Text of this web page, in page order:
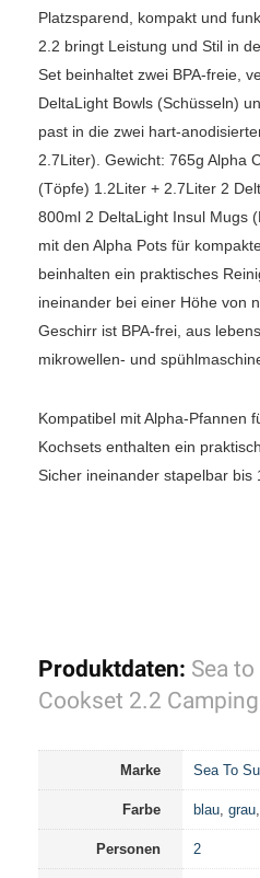
Platzsparend, kompakt und
2.2 bringt Leistung und Stil in
Set beinhaltet zwei BPA-freie,
DeltaLight Bowls (Schüsseln)
past in die zwei hart-
2.7Liter). Gewicht: 765g Alpha
(Töpfe) 1.2Liter + 2.7Liter 2
800ml 2 DeltaLight Insul Mugs
mit den Alpha Pots für
beinhalten ein praktisches
ineinander bei einer Höhe von
Geschirr ist BPA-frei, aus
mikrowellen- und
Kompatibel mit Alpha-Pfannen
Kochsets enthalten ein
Sicher ineinander stapelbar bis
Produktdaten: Sea
Cookset 2.2
Marke Sea To
Farbe blau grau
Personen 2